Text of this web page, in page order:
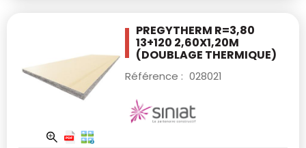
PREGYTHERM R=3,80
13+120 2,60X1,20M
(DOUBLAGE THERMIQUE)
Référence : 028021